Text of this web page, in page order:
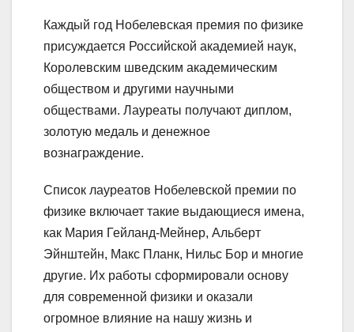
Каждый год Нобелевская премия по физике
присуждается Российской академией наук,
Королевским шведским академическим
обществом и другими научными
обществами. Лауреаты получают диплом,
золотую медаль и денежное
вознаграждение.
Список лауреатов Нобелевской премии по
физике включает такие выдающиеся имена,
как Мария Гейланд-Мейнер, Альберт
Эйнштейн, Макс Планк, Нильс Бор и многие
другие. Их работы сформировали основу
для современной физики и оказали
огромное влияние на нашу жизнь и